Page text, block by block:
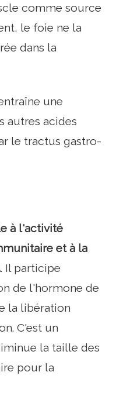
comme source
le foie ne la
dans la
une
autres acides
le tractus gastro-
à l'activité
et à la
. Il participe
de l'hormone de
la libération
C'est un
la taille des
pour la